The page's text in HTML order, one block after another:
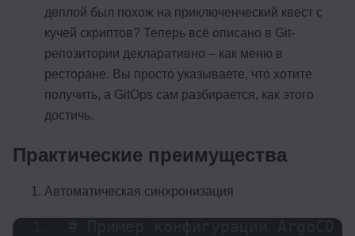
деплой был похож на приключенческий квест с
кучей скриптов? Теперь всё описано в Git-
репозитории декларативно – как меню в
ресторане. Вы просто указываете, что хотите
получить, а GitOps сам разбирается, как этого
достичь.
Практические преимущества
Автоматическая синхронизация